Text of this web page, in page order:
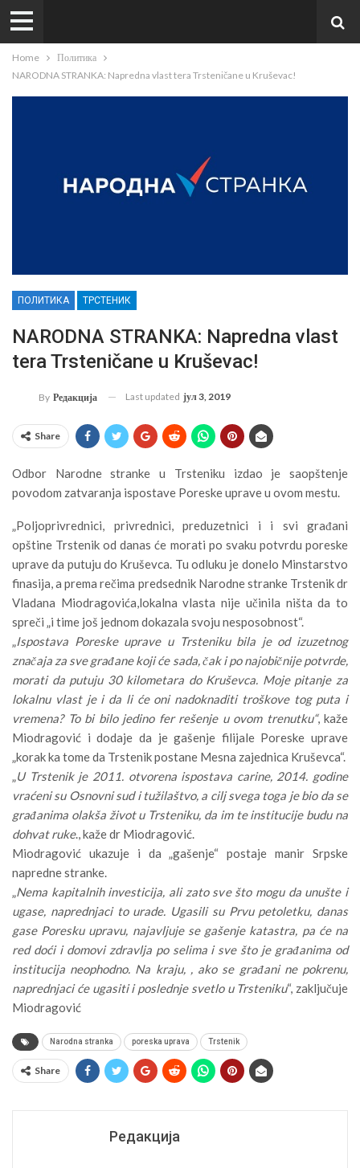
Home
Политика
NARODNA STRANKA: Napredna vlast tera Trsteničane u Kruševac!
ПОЛИТИКА ТРСТЕНИК
NARODNA STRANKA: Napredna vlast
tera Trsteničane u Kruševac!
By Редакција Last updated јул 3, 2019
Share
Odbor Narodne stranke u Trsteniku izdao je saopštenje
povodom zatvaranja ispostave Poreske uprave u ovom mestu.
„Poljoprivrednici, privrednici, preduzetnici i i svi građani
opštine Trstenik od danas će morati po svaku potvrdu poreske
uprave da putuju do Kruševca. Tu odluku je donelo Minstarstvo
finasija, a prema rečima predsednik Narodne stranke Trstenik dr
Vladana Miodragovića,lokalna vlasta nije učinila ništa da to
spreči „i time još jednom dokazala svoju nesposobnost“.
Ispostava Poreske uprave u Trsteniku bila je od izuzetnog
značaja za sve građane koji će sada, čak i po najobičnije potvrde,
morati da putuju 30 kilometara do Kruševca. Moje pitanje za
lokalnu vlast je i da li će oni nadoknaditi troškove tog puta i
vremena? To bi bilo jedino fer rešenje u ovom trenutku“, kaže
Miodragović i dodaje da je gašenje filijale Poreske uprave
„korak ka tome da Trstenik postane Mesna zajednica Kruševca“.
U Trstenik je 2011. otvorena ispostava carine, 2014. godine
vraćeni su Osnovni sud i tužilaštvo, a cilj svega toga je bio da se
građanima olakša život u Trsteniku, da im te institucije budu na
dohvat ruke., kaže dr Miodragović.
Miodragović ukazuje i da „gašenje“ postaje manir Srpske
napredne stranke.
Nema kapitalnih investicija, ali zato sve što mogu da unušte i
ugase, naprednjaci to urade. Ugasili su Prvu petoletku, danas
gase Poresku upravu, najavljuje se gašenje katastra, pa će na
red doći i domovi zdravlja po selima i sve što je građanima od
institucija neophodno. Na kraju, , ako se građani ne pokrenu,
naprednjaci će ugasiti i poslednje svetlo u Trsteniku“, zaključuje
Miodragović
Narodna stranka poreska uprava Trstenik
Share
Редакција